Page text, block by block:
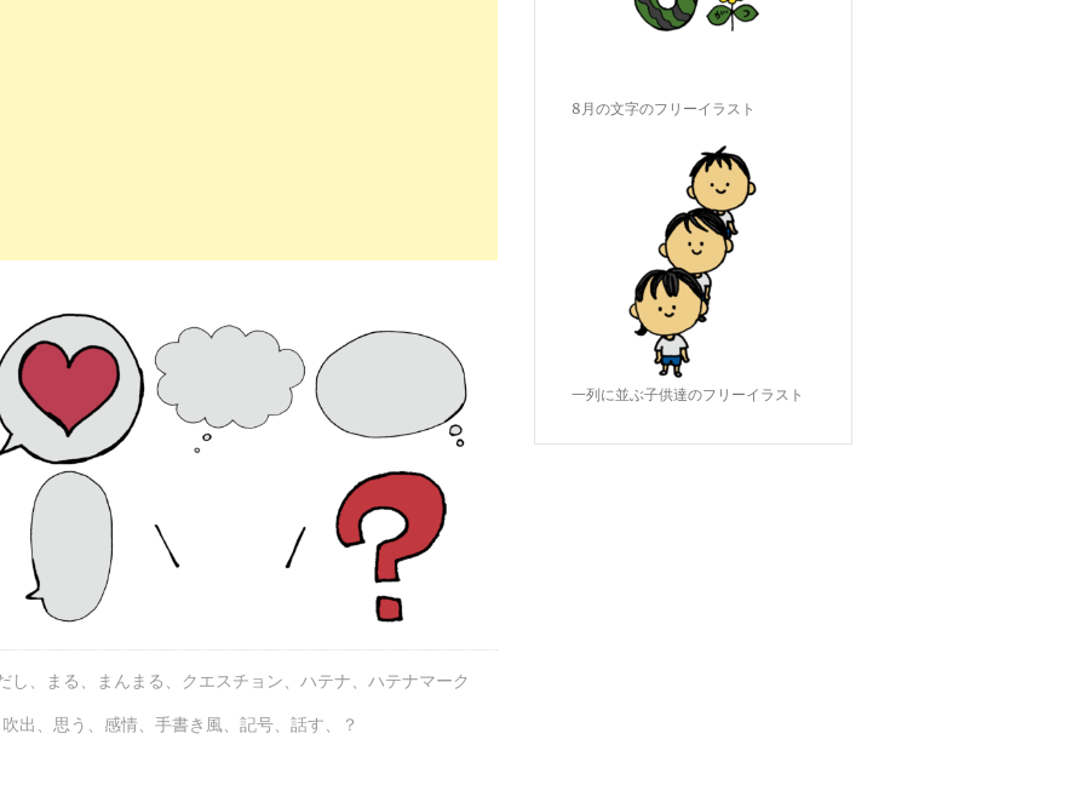
し 、 まる 、 まんまる 、 クエスチョン、 ハテナ、 ハテナマーク
吹出 、 思う 、 感情、 手書き風、 記号、 話す、 ？
8月の文字のフリーイラスト
一列に並ぶ子供達のフリーイラスト